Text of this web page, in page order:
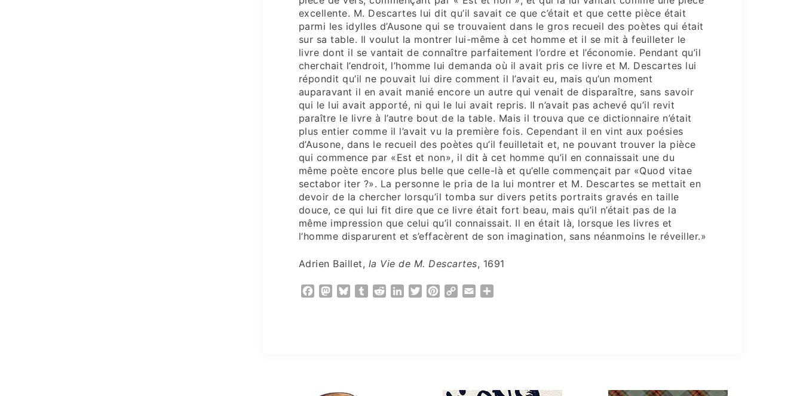
excellente. M. Descartes lui dit qu’il savait ce que c’était et que cette pièce était
parmi les idylles d’Ausone qui se trouvaient dans le gros recueil des poètes qui était
sur sa table. Il voulut la montrer lui-même à cet homme et il se mit à feuilleter le
livre dont il se vantait de connaître parfaitement l’ordre et l’économie. Pendant qu’il
cherchait l’endroit, l’homme lui demanda où il avait pris ce livre et M. Descartes lui
répondit qu’il ne pouvait lui dire comment il l’avait eu, mais qu’un moment
auparavant il en avait manié encore un autre qui venait de disparaître, sans savoir
qui le lui avait apporté, ni qui le lui avait repris. Il n’avait pas achevé qu’il revit
paraître le livre à l’autre bout de la table. Mais il trouva que ce dictionnaire n’était
plus entier comme il l’avait vu la première fois. Cependant il en vint aux poésies
d’Ausone, dans le recueil des poètes qu’il feuilletait et, ne pouvant trouver la pièce
qui commence par «Est et non», il dit à cet homme qu’il en connaissait une du
même poète encore plus belle que celle-là et qu’elle commençait par «Quod vitae
sectabor iter ?». La personne le pria de la lui montrer et M. Descartes se mettait en
devoir de la chercher lorsqu’il tomba sur divers petits portraits gravés en taille
douce, ce qui lui fit dire que ce livre était fort beau, mais qu’il n’était pas de la
même impression que celui qu’il connaissait. Il en était là, lorsque les livres et
l’homme disparurent et s’effacèrent de son imagination, sans néanmoins le réveiller.»
Adrien Baillet, la Vie de M. Descartes, 1691
Facebook
Mastodon
BlueskyTumblrRedditLinkedInTwitterPinterest
Copy Email